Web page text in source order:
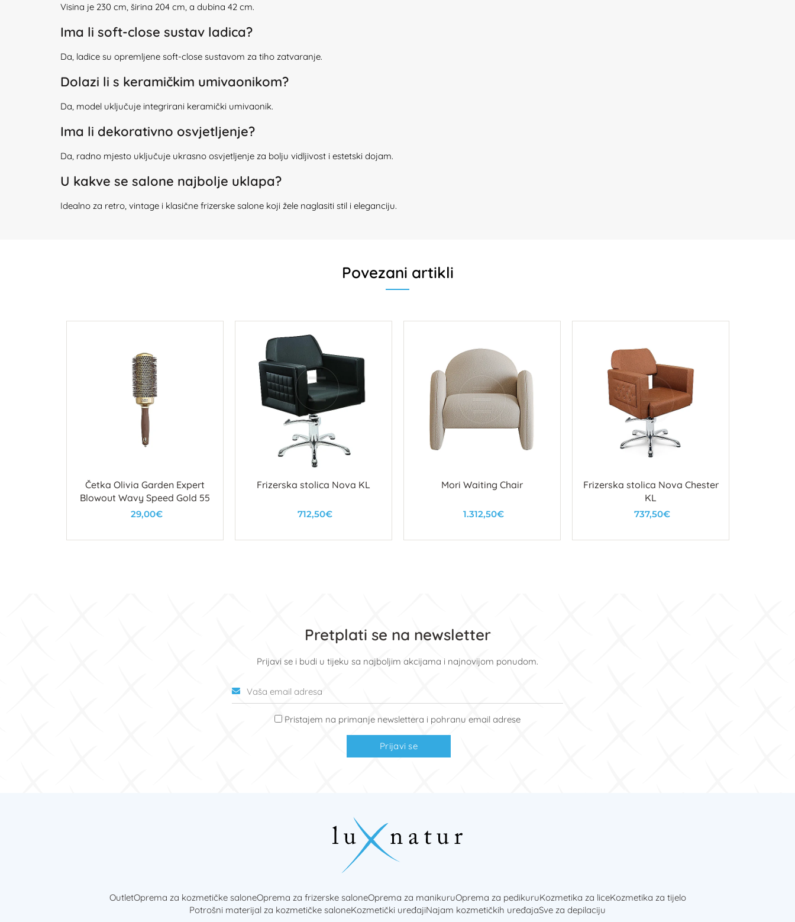
Visina je 230 cm, širina 204 cm, a dubina 42 cm.
Ima li soft-close sustav ladica?
Da, ladice su opremljene soft-close sustavom za tiho zatvaranje.
Dolazi li s keramičkim umivaonikom?
Da, model uključuje integrirani keramički umivaonik.
Ima li dekorativno osvjetljenje?
Da, radno mjesto uključuje ukrasno osvjetljenje za bolju vidljivost i estetski dojam.
U kakve se salone najbolje uklapa?
Idealno za retro, vintage i klasične frizerske salone koji žele naglasiti stil i eleganciju.
Povezani artikli
Četka Olivia Garden Expert
Blowout Wavy Speed Gold 55
29,00€
U košaricu
Frizerska stolica Nova KL
712,50€
U košaricu
Mori Waiting Chair
1.312,50€
U košaricu
Frizerska stolica Nova Chester
KL
737,50€
U košaricu
Pretplati se na newsletter
Prijavi se i budi u tijeku sa najboljim akcijama i najnovijom ponudom.
Pristajem na primanje newslettera i pohranu email adrese
Prijavi se
OutletOprema za kozmetičke saloneOprema za frizerske saloneOprema za manikuruOprema za pedikuruKozmetika za liceKozmetika za tijelo
Potrošni materijal za kozmetičke saloneKozmetički uređajiNajam kozmetičkih uređajaSve za depilaciju